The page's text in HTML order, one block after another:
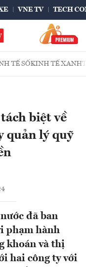
VNE TV TECH
TẾ SỐKINH TẾ XANH
biệt về
quản lý quỹ
đã ban
phạm hành
khoán và thị
hai công ty với